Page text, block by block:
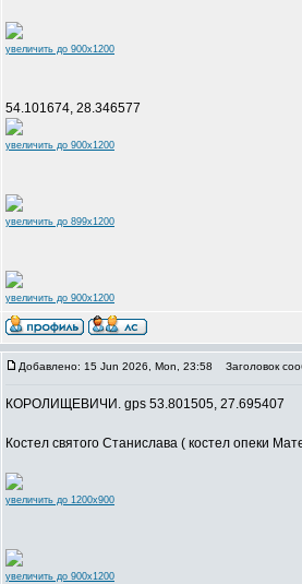
увеличить до 900x1200
54.101674, 28.346577
увеличить до 900x1200
увеличить до 899x1200
увеличить до 900x1200
Добавлено: 15 Jun 2026, Mon, 23:58 Заголовок
КОРОЛИЩЕВИЧИ. gps 53.801505, 27.695407
Костел святого Станислава ( костел опеки
увеличить до 1200x900
увеличить до 900x1200